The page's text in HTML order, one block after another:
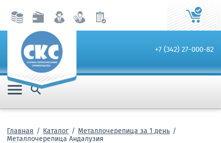
+7 (342) 27-000-82
 
Главная Каталог Металлочерепица за 1 день
Металлочерепица Андалузия